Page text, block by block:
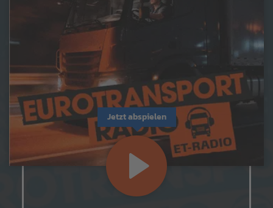
Jetzt abspielen